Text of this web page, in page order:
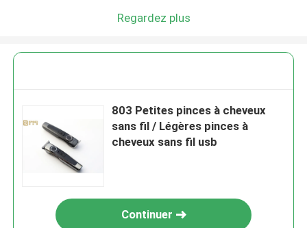
Regardez plus
803 Petites pinces à cheveux
sans fil / Légères pinces à
cheveux sans fil usb
Continuer